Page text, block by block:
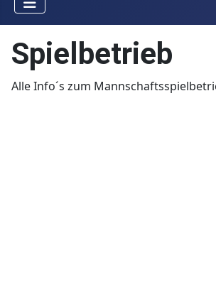
Spielbetrieb
Alle Info´s zum